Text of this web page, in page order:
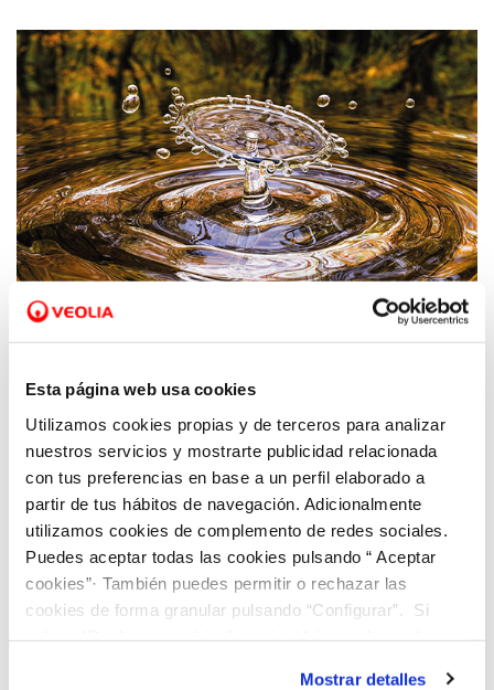
Esta página web usa cookies
Utilizamos cookies propias y de terceros para analizar
nuestros servicios y mostrarte publicidad relacionada
con tus preferencias en base a un perfil elaborado a
partir de tus hábitos de navegación. Adicionalmente
utilizamos cookies de complemento de redes sociales.
Puedes aceptar todas las cookies pulsando “ Aceptar
cookies”· También puedes permitir o rechazar las
cookies de forma granular pulsando “Configurar”. Si
Mostrar detalles
Día Mundial del Agua: Innovación y
digitalización, claves para la gestión
sostenible del agua